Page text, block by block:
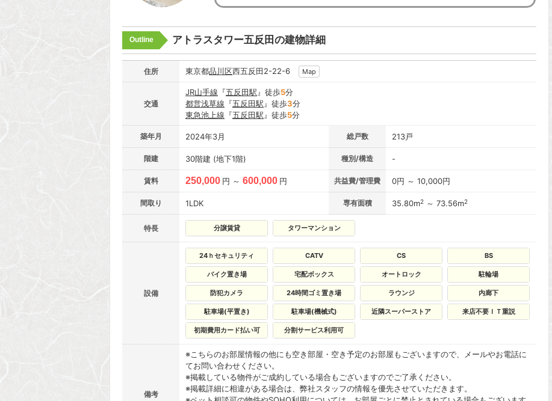
Outline アトラスタワー五反田の建物詳細
住所 東京都品川区西五反田2-22-6 Map
交通
JR山手線 『五反田駅 』徒歩5分
都営浅草線 『五反田駅 』徒歩3分
東急池上線 『五反田駅 』徒歩5分
築年月 2024年3月 総戸数 213戸
階建 30階建 (地下1階) 種別/構造 -
賃料 250,000 円 ～ 600,000 円 共益費/管理費 0円 ～ 10,000円
間取り 1LDK 専有面積 35.80m2 ～ 73.56m2
特長 分譲賃貸 タワーマンション
設備
24ｈセキュリティ CATV CS BS
バイク置き場 宅配ボックス オートロック 駐輪場
防犯カメラ 24時間ゴミ置き場 ラウンジ 内廊下
駐車場(平置き) 駐車場(機械式) 近隣スーパーストア 来店不要ＩＴ重説
初期費用カード払い可 分割サービス利用可
備考
※こちらのお部屋情報の他にも空き部屋・空き予定のお部屋もございますので、メールやお電話に
てお問い合わせください。
※掲載している物件がご成約している場合もございますのでご了承ください。
※掲載詳細に相違がある場合は、弊社スタッフの情報を優先させていただきます。